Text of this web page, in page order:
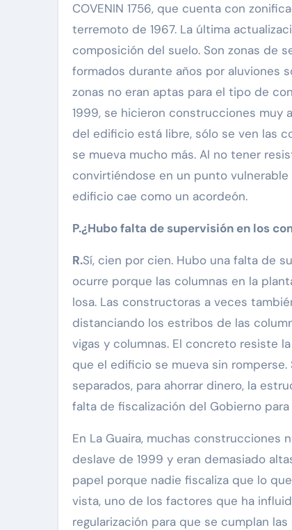
COVENIN 1756, que cuenta con
terremoto de 1967. La última
composición del suelo. Son zonas de
formados durante años por aluviones
zonas no eran aptas para el tipo de
1999, se hicieron construcciones muy
del edificio está libre, sólo se ven las
se mueva mucho más. Al no tener
convirtiéndose en un punto
edificio cae como un acordeón.
P.¿Hubo falta de supervisión en los
R.Sí, cien por cien. Hubo una falta de
ocurre porque las columnas en la
losa. Las constructoras a veces
distanciando los estribos de las
vigas y columnas. El concreto resiste
que el edificio se mueva sin
separados, para ahorrar dinero, la
falta de fiscalización del Gobierno
En La Guaira, muchas construcciones
deslave de 1999 y eran demasiado
papel porque nadie fiscaliza que lo
vista, uno de los factores que ha
regularización para que se cumplan